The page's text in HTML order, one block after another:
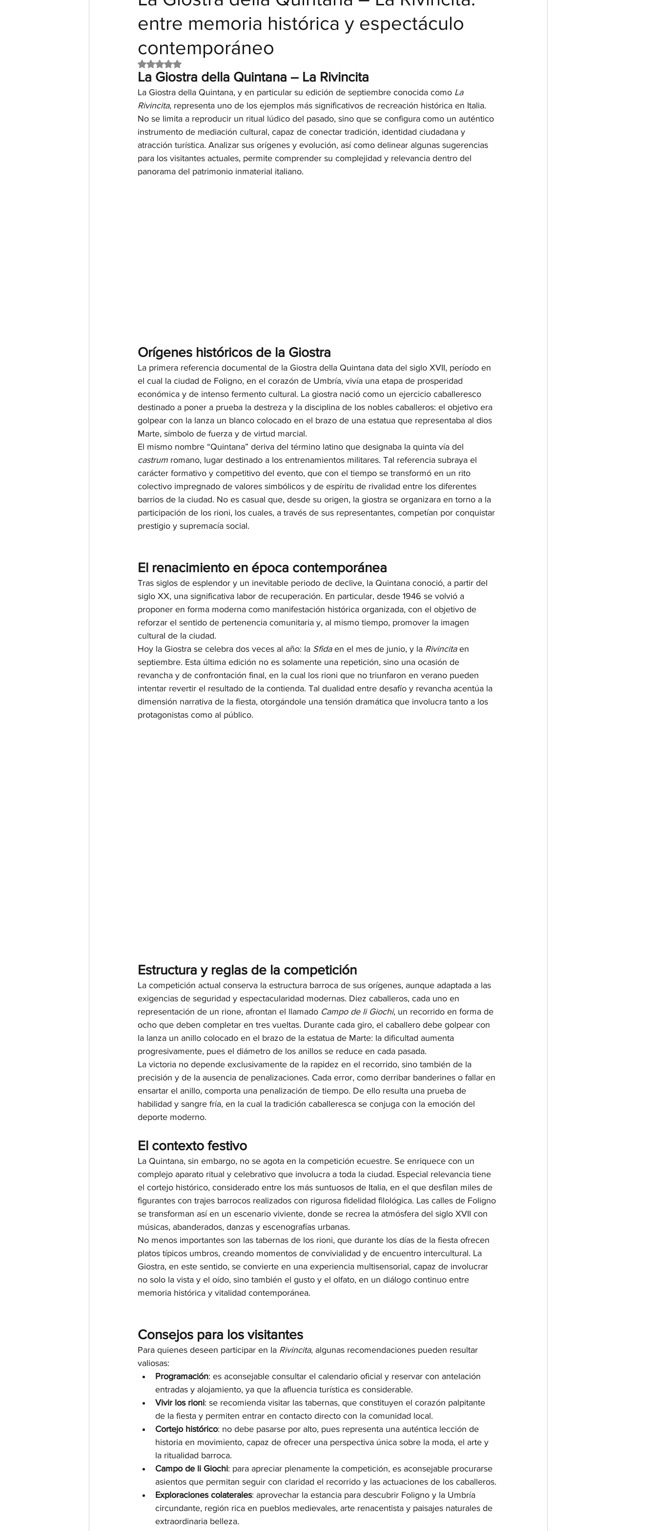
entre memoria histórica y espectáculo
contemporáneo
Obtuvo NaN de 5 estrellas.
La Giostra della Quintana – La Rivincita
La Giostra della Quintana, y en particular su edición de septiembre conocida como La
Rivincita, representa uno de los ejemplos más significativos de recreación histórica en Italia.
No se limita a reproducir un ritual lúdico del pasado, sino que se configura como un auténtico
instrumento de mediación cultural, capaz de conectar tradición, identidad ciudadana y
atracción turística. Analizar sus orígenes y evolución, así como delinear algunas sugerencias
para los visitantes actuales, permite comprender su complejidad y relevancia dentro del
panorama del patrimonio inmaterial italiano.
Orígenes históricos de la Giostra
La primera referencia documental de la Giostra della Quintana data del siglo XVII, período en
el cual la ciudad de Foligno, en el corazón de Umbría, vivía una etapa de prosperidad
económica y de intenso fermento cultural. La giostra nació como un ejercicio caballeresco
destinado a poner a prueba la destreza y la disciplina de los nobles caballeros: el objetivo era
golpear con la lanza un blanco colocado en el brazo de una estatua que representaba al dios
Marte, símbolo de fuerza y de virtud marcial.
El mismo nombre “Quintana” deriva del término latino que designaba la quinta vía del
castrum romano, lugar destinado a los entrenamientos militares. Tal referencia subraya el
carácter formativo y competitivo del evento, que con el tiempo se transformó en un rito
colectivo impregnado de valores simbólicos y de espíritu de rivalidad entre los diferentes
barrios de la ciudad. No es casual que, desde su origen, la giostra se organizara en torno a la
participación de los rioni, los cuales, a través de sus representantes, competían por conquistar
prestigio y supremacía social.
El renacimiento en época contemporánea
Tras siglos de esplendor y un inevitable periodo de declive, la Quintana conoció, a partir del
siglo XX, una significativa labor de recuperación. En particular, desde 1946 se volvió a
proponer en forma moderna como manifestación histórica organizada, con el objetivo de
reforzar el sentido de pertenencia comunitaria y, al mismo tiempo, promover la imagen
cultural de la ciudad.
Hoy la Giostra se celebra dos veces al año: la Sfida en el mes de junio, y la Rivincita en
septiembre. Esta última edición no es solamente una repetición, sino una ocasión de
revancha y de confrontación final, en la cual los rioni que no triunfaron en verano pueden
intentar revertir el resultado de la contienda. Tal dualidad entre desafío y revancha acentúa la
dimensión narrativa de la fiesta, otorgándole una tensión dramática que involucra tanto a los
protagonistas como al público.
Estructura y reglas de la competición
La competición actual conserva la estructura barroca de sus orígenes, aunque adaptada a las
exigencias de seguridad y espectacularidad modernas. Diez caballeros, cada uno en
representación de un rione, afrontan el llamado Campo de li Giochi, un recorrido en forma de
ocho que deben completar en tres vueltas. Durante cada giro, el caballero debe golpear con
la lanza un anillo colocado en el brazo de la estatua de Marte: la dificultad aumenta
progresivamente, pues el diámetro de los anillos se reduce en cada pasada.
La victoria no depende exclusivamente de la rapidez en el recorrido, sino también de la
precisión y de la ausencia de penalizaciones. Cada error, como derribar banderines o fallar en
ensartar el anillo, comporta una penalización de tiempo. De ello resulta una prueba de
habilidad y sangre fría, en la cual la tradición caballeresca se conjuga con la emoción del
deporte moderno.
El contexto festivo
La Quintana, sin embargo, no se agota en la competición ecuestre. Se enriquece con un
complejo aparato ritual y celebrativo que involucra a toda la ciudad. Especial relevancia tiene
el cortejo histórico, considerado entre los más suntuosos de Italia, en el que desfilan miles de
figurantes con trajes barrocos realizados con rigurosa fidelidad filológica. Las calles de Foligno
se transforman así en un escenario viviente, donde se recrea la atmósfera del siglo XVII con
músicas, abanderados, danzas y escenografías urbanas.
No menos importantes son las tabernas de los rioni, que durante los días de la fiesta ofrecen
platos típicos umbros, creando momentos de convivialidad y de encuentro intercultural. La
Giostra, en este sentido, se convierte en una experiencia multisensorial, capaz de involucrar
no solo la vista y el oído, sino también el gusto y el olfato, en un diálogo continuo entre
memoria histórica y vitalidad contemporánea.
Consejos para los visitantes
Para quienes deseen participar en la Rivincita, algunas recomendaciones pueden resultar
valiosas:
Programación: es aconsejable consultar el calendario oficial y reservar con antelación
entradas y alojamiento, ya que la afluencia turística es considerable.
Vivir los rioni: se recomienda visitar las tabernas, que constituyen el corazón palpitante
de la fiesta y permiten entrar en contacto directo con la comunidad local.
Cortejo histórico: no debe pasarse por alto, pues representa una auténtica lección de
historia en movimiento, capaz de ofrecer una perspectiva única sobre la moda, el arte y
la ritualidad barroca.
Campo de li Giochi: para apreciar plenamente la competición, es aconsejable procurarse
asientos que permitan seguir con claridad el recorrido y las actuaciones de los caballeros.
Exploraciones colaterales: aprovechar la estancia para descubrir Foligno y la Umbría
circundante, región rica en pueblos medievales, arte renacentista y paisajes naturales de
extraordinaria belleza.